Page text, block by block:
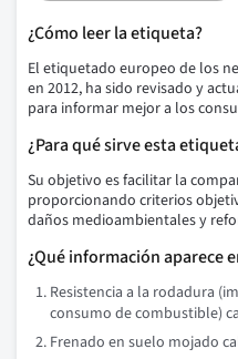
¿Cómo leer la etiqueta?
El etiquetado europeo de los
en 2012, ha sido revisado y
para informar mejor a los
¿Para qué sirve esta
Su objetivo es facilitar la
proporcionando criterios
daños medioambientales y
¿Qué información aparece
Resistencia a la rodadura
consumo de combustible)
Frenado en suelo mojado